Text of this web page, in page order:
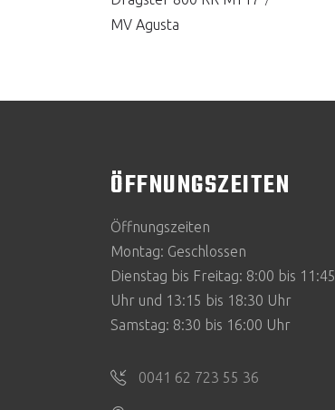
MV Agusta
ÖFFNUNGSZEITEN
Öffnungszeiten
Montag: Geschlossen
Dienstag bis Freitag: 8:00 bis 11:45
Uhr und 13:15 bis 18:30 Uhr
Samstag: 8:30 bis 16:00 Uhr
0041 62 723 55 36